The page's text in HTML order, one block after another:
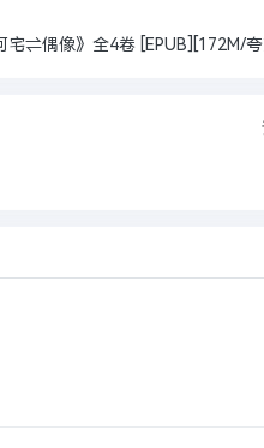
宅⇌偶像》全4卷 [EPUB][172M/夸